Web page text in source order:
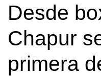
Desde
Chapur
primera